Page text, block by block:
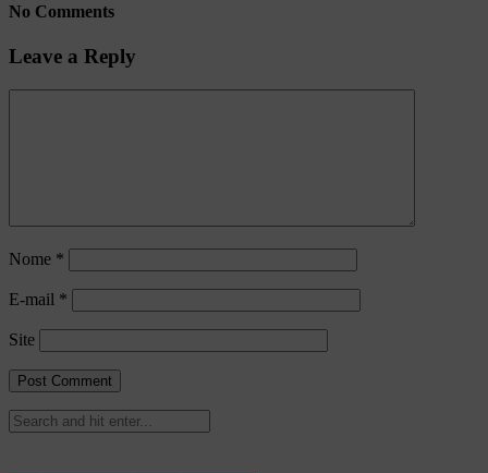
No Comments
Leave a Reply
Nome *
E-mail *
Site